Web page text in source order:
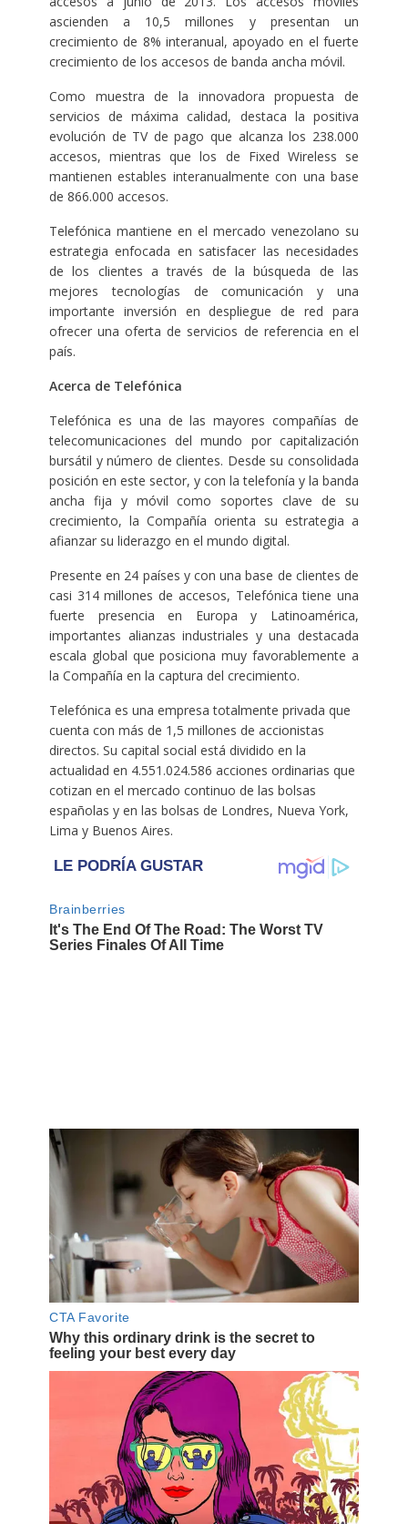
ascienden a 10,5 millones y presentan un
crecimiento de 8% interanual, apoyado en el fuerte
crecimiento de los accesos de banda ancha móvil.
Como muestra de la innovadora propuesta de
servicios de máxima calidad, destaca la positiva
evolución de TV de pago que alcanza los 238.000
accesos, mientras que los de Fixed Wireless se
mantienen estables interanualmente con una base
de 866.000 accesos.
Telefónica mantiene en el mercado venezolano su
estrategia enfocada en satisfacer las necesidades
de los clientes a través de la búsqueda de las
mejores tecnologías de comunicación y una
importante inversión en despliegue de red para
ofrecer una oferta de servicios de referencia en el
país.
Acerca de Telefónica
Telefónica es una de las mayores compañías de
telecomunicaciones del mundo por capitalización
bursátil y número de clientes. Desde su consolidada
posición en este sector, y con la telefonía y la banda
ancha fija y móvil como soportes clave de su
crecimiento, la Compañía orienta su estrategia a
afianzar su liderazgo en el mundo digital.
Presente en 24 países y con una base de clientes de
casi 314 millones de accesos, Telefónica tiene una
fuerte presencia en Europa y Latinoamérica,
importantes alianzas industriales y una destacada
escala global que posiciona muy favorablemente a
la Compañía en la captura del crecimiento.
Telefónica es una empresa totalmente privada que
cuenta con más de 1,5 millones de accionistas
directos. Su capital social está dividido en la
actualidad en 4.551.024.586 acciones ordinarias que
cotizan en el mercado continuo de las bolsas
españolas y en las bolsas de Londres, Nueva York,
Lima y Buenos Aires.